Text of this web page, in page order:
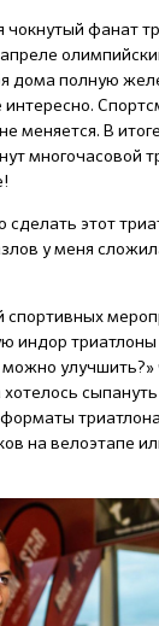
фанат
дома полную
меняется. В
многочасовой
этот
у меня
индор
на велоэтапе